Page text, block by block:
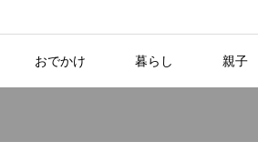
おでかけ 暮らし 親子